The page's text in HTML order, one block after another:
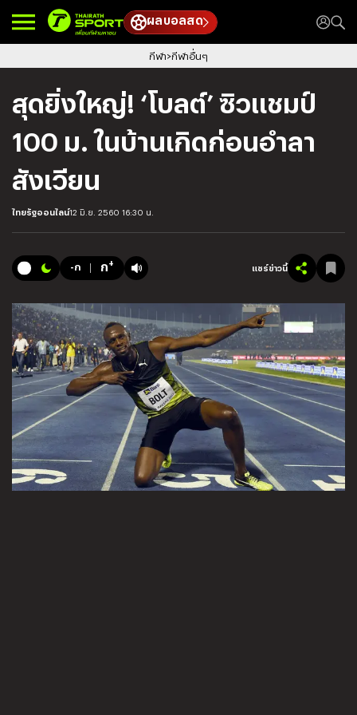
ผลบอลสด
กีฬา กีฬาอื่นๆ
สุดยิ่งใหญ่! ‘โบลต์’ ซิวแชมป์
100 ม. ในบ้านเกิดก่อนอำลา
สังเวียน
ไทยรัฐออนไลน์12 มิ.ย. 2560 16:30 น.
-ก ก+ แชร์ข่าวนี้